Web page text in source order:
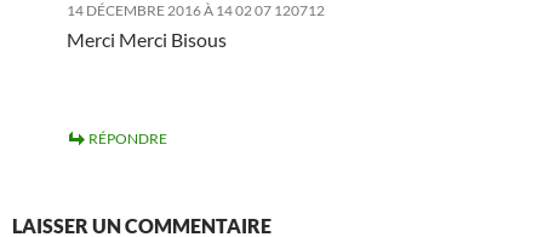
14 DÉCEMBRE 2016 À 14 02 07 120712
Merci Merci Bisous
RÉPONDRE
LAISSER UN COMMENTAIRE